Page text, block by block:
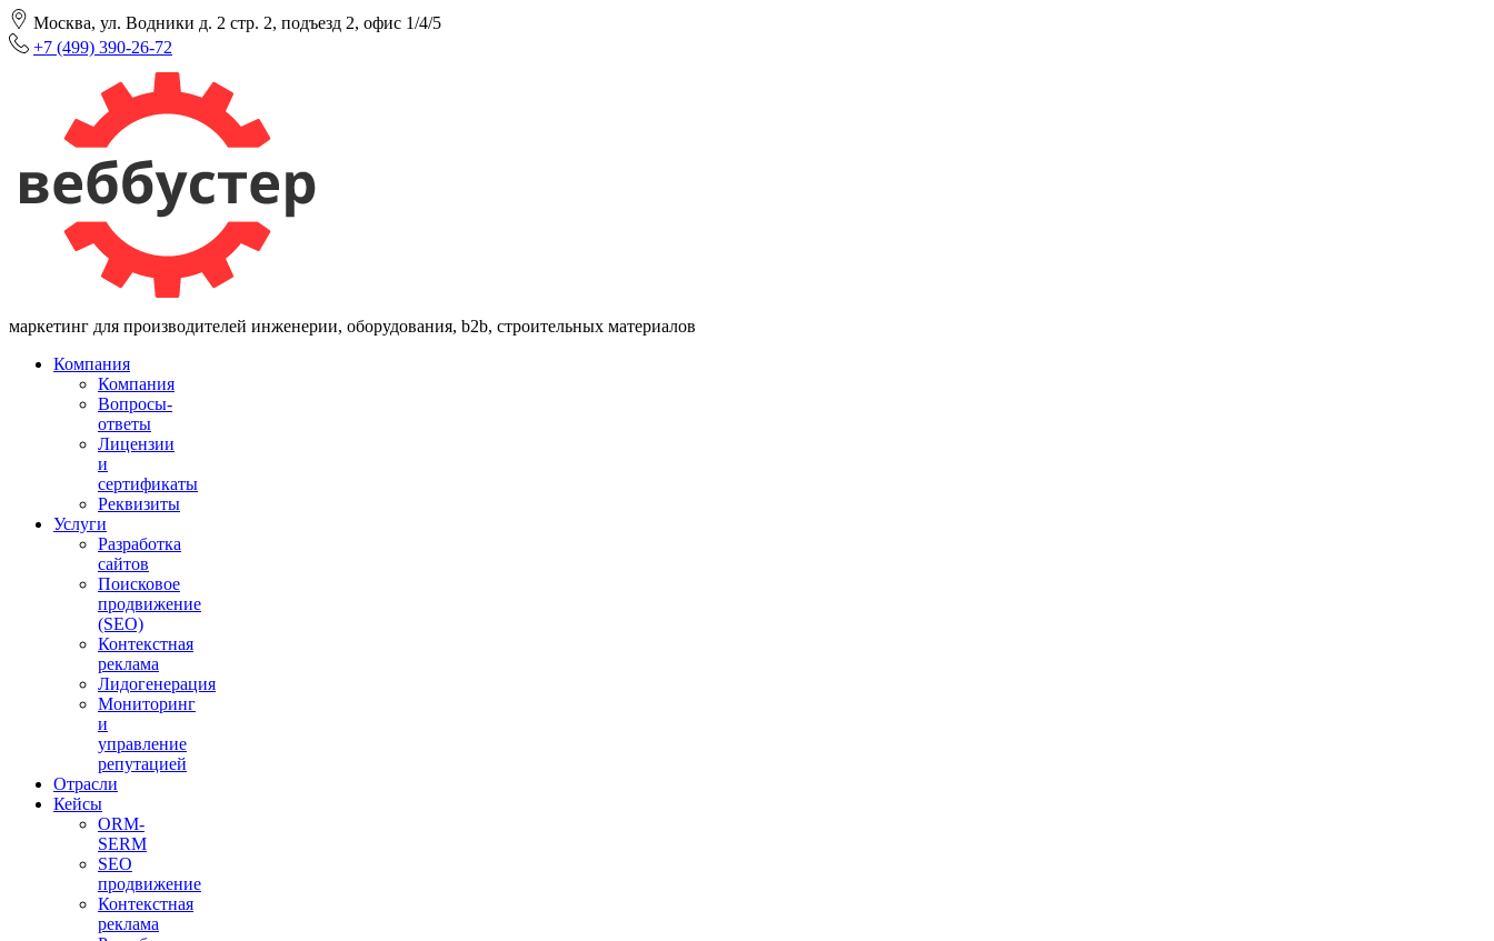
Москва, ул. Водники д. 2 стр. 2, подъезд 2, офис 1/4/5
+7 (499) 390-26-72
маркетинг для производителей инженерии, оборудования, b2b, строительных материалов
Компания
Компания
Вопросы-
ответы
Лицензии
и
сертификаты
Реквизиты
Услуги
Разработка
сайтов
Поисковое
продвижение
(SEO)
Контекстная
реклама
Лидогенерация
Мониторинг
и
управление
репутацией
Отрасли
Кейсы
ORM-
SERM
SEO
продвижение
Контекстная
реклама